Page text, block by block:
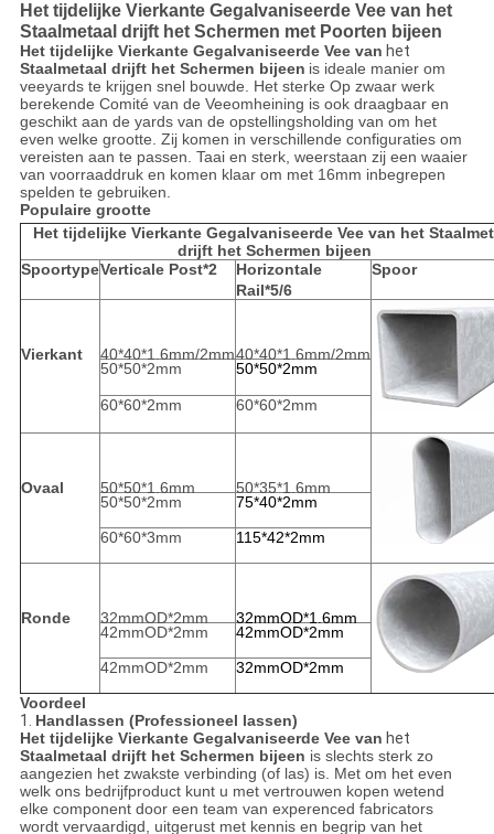
Het tijdelijke Vierkante Gegalvaniseerde Vee van het
Staalmetaal drijft het Schermen met Poorten bijeen
Het tijdelijke Vierkante Gegalvaniseerde Vee van het
Staalmetaal drijft het Schermen bijeen is ideale manier om
veeyards te krijgen snel bouwde. Het sterke Op zwaar werk
berekende Comité van de Veeomheining is ook draagbaar en
geschikt aan de yards van de opstellingsholding van om het
even welke grootte. Zij komen in verschillende configuraties om
vereisten aan te passen. Taai en sterk, weerstaan zij een waaier
van voorraaddruk en komen klaar om met 16mm inbegrepen
spelden te gebruiken.
Populaire grootte
Het tijdelijke Vierkante Gegalvaniseerde Vee van het
drijft het Schermen bijeen
SpoortypeVerticale Post*2
Horizontale
Rail*5/6
Spoor
Vierkant 40*40*1.6mm/2mm40*40*1.6mm/2mm
50*50*2mm
50*50*2mm
60*60*2mm 60*60*2mm
Ovaal 50*50*1.6mm
50*35*1.6mm
50*50*2mm
75*40*2mm
60*60*3mm
115*42*2mm
Ronde 32mmOD*2mm
32mmOD*1.6mm
42mmOD*2mm
42mmOD*2mm
42mmOD*2mm
32mmOD*2mm
Voordeel
1. Handlassen (Professioneel lassen)
Het tijdelijke Vierkante Gegalvaniseerde Vee van het
Staalmetaal drijft het Schermen bijeen is slechts sterk zo
aangezien het zwakste verbinding (of las) is. Met om het even
welk ons bedrijfproduct kunt u met vertrouwen kopen wetend
elke component door een team van experenced fabricators
wordt vervaardigd, uitgerust met kennis en begrip van het